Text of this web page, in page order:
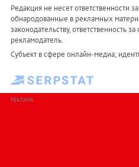
Редакция не несет ответственности
обнародованные в рекламных
законодательству, ответственность
рекламодатель.
Субъект в сфере онлайн-медиа;
РЕКЛАМА